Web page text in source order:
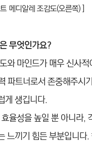
메디알레 조감도(오른쪽) ]
무엇인가요?
와 마인드가 매우 신사
파트너로서 존중해주시
게 생깁니다.
율성을 높일 뿐 아니라,
느끼기 힘든 부분입니